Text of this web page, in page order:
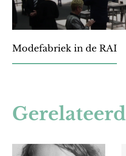
Modefabriek in de RAI
Gerelateerd